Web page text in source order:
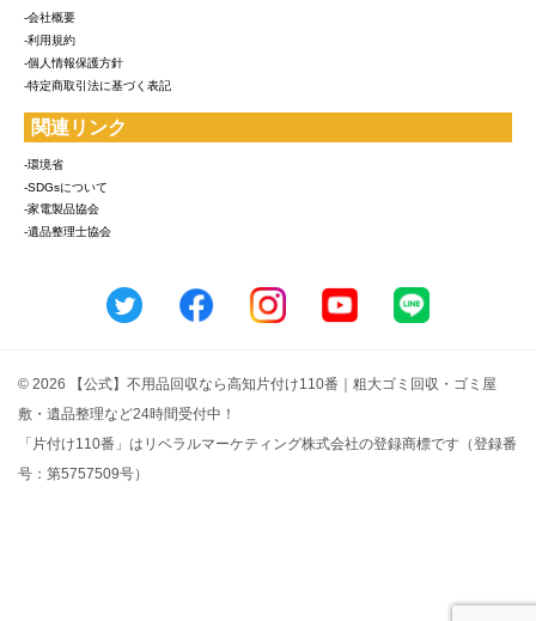
-会社概要
-利用規約
-個人情報保護方針
-特定商取引法に基づく表記
関連リンク
-環境省
-SDGsについて
-家電製品協会
-遺品整理士協会
© 2026 【公式】不用品回収なら高知片付け110番｜粗大ゴミ回収・ゴミ屋
敷・遺品整理など24時間受付中！
「片付け110番」はリベラルマーケティング株式会社の登録商標です（登録番
号：第5757509号）